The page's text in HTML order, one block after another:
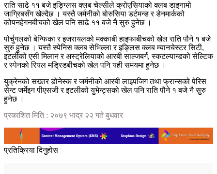
राति साढे ११ बजे इङ्ग्लिस क्लब चेल्सीले क्रोएसियाको क्लब डाइनामो
जाग्रिबसँग खेल्दैछ । यस्तै जर्मनीको बोरुसिया डर्टमन्ड र डेनमार्कको
कोपनहेगनबीचको खेल पनि साढे ११ बजे नै सुरु हुनेछ ।
पोर्चुगलको बेन्फिका र इजरायलको मक्काबी हाइफाबीचको खेल राति पौने १ बजे
सुरु हुनेछ । यस्तै स्पेनिस क्लब सेभिल्ला र इङ्लिस क्लब म्यानचेस्टर सिटी,
इटलीको एसी मिलान र अस्ट्रेलियाको आरबी साल्जबर्ग, स्कटल्यान्डको सेल्टिक
र स्पेनको रियल मड्रिडबीचको खेल पनि यही समयमा हुनेछ ।
युक्रेनको सख्तर डोनेस्क र जर्मनीको आरबी लाइपजिग तथा फ्रान्सको पेरिस
सेन्ट जर्मेइन पीएसजी र इटलीको युभेन्ट्सको खेल पनि राति पौने १ बजे नै सुरु
हुनेछ ।
प्रकाशित मिति : २०७९ भाद्र २२ गते बुधवार
प्रतिक्रिया दिनुहोस